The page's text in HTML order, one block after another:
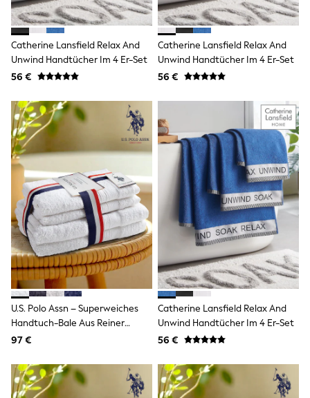
Sun Hats & Caps
All Footwear
New In
Boots
Half Sizes
Slippers
Wellies
Wide Fit
Shoes
All Underwear
Nighties
Robes
Socks & Tights
All Bags & Accessories
Bags
All Occasionwear
All Partywear
Wedding
Dresses
Shoes
Cardigans
Skirts
Denim Jackets
Shackets
Puddlesuits
Gilets
Catherine Lansfield Relax And
Unwind Handtücher Im 4 Er-Set
56 €
Catherine Lansfield Relax And
Unwind Handtücher Im 4 Er-Set
56 €
U.S. Polo Assn – Superweiches
Handtuch-Bale Aus Reiner
Baumwolle
97 €
Catherine Lansfield Relax And
Unwind Handtücher Im 4 Er-Set
56 €